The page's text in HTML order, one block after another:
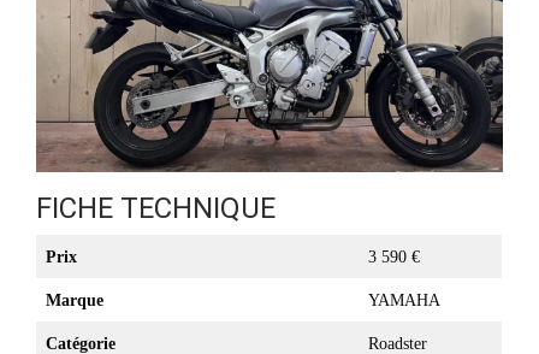
FICHE TECHNIQUE
Prix 3 590 €
Marque YAMAHA
Catégorie Roadster